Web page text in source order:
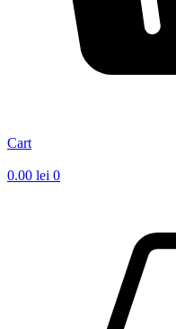
Cart
0.00 lei 0